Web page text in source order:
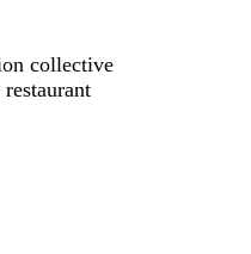
collective